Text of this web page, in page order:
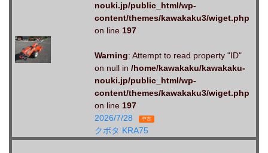
nouki.jp/public_html/wp-
content/themes/kawakaku3/wiget.php
on line 197
Warning: Attempt to read property "ID"
on null in /home/kawakaku/kawakaku-
nouki.jp/public_html/wp-
content/themes/kawakaku3/wiget.php
on line 197
2026/7/28
中古
クボタ KRA75